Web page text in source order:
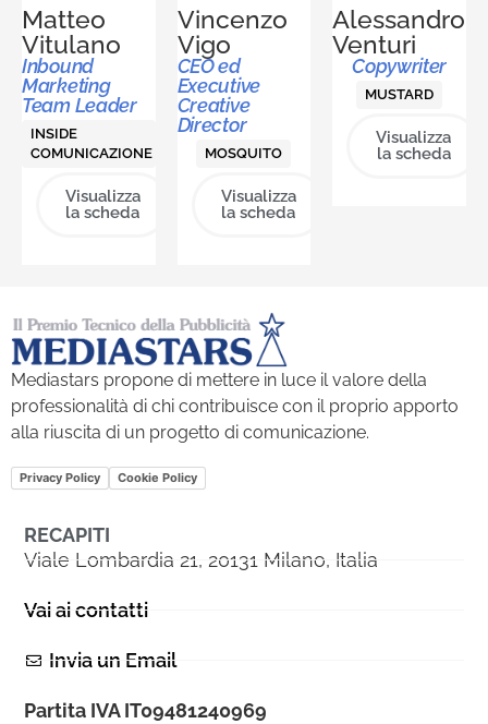
Matteo
Vitulano
Inbound
Marketing
Team Leader
INSIDE
COMUNICAZIONE
Visualizza
la scheda
Vincenzo
Vigo
CEO ed
Executive
Creative
Director
MOSQUITO
Visualizza
la scheda
Alessandro
Venturi
Copywriter
MUSTARD
Visualizza
la scheda
Mediastars propone di mettere in luce il valore della
professionalità di chi contribuisce con il proprio apporto
alla riuscita di un progetto di comunicazione.
Privacy Policy Cookie Policy
RECAPITI
Viale Lombardia 21, 20131 Milano, Italia
Vai ai contatti
Invia un Email
Partita IVA IT09481240969